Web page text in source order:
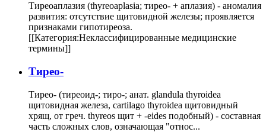
Тиреоаплазия (thyreoaplasia; тирео- + аплазия) - аномалия
развития: отсутствие щитовидной железы; проявляется
признаками гипотиреоза.
[[Категория:Неклассифицированные медицинские
термины]]
Тирео-
Тирео- (тиреоид-; тиро-; анат. glandula thyroidea
щитовидная железа, cartilago thyroidea щитовидный
хрящ, от греч. thyreos щит + -eides подобный) - составная
часть сложных слов, означающая "относ...